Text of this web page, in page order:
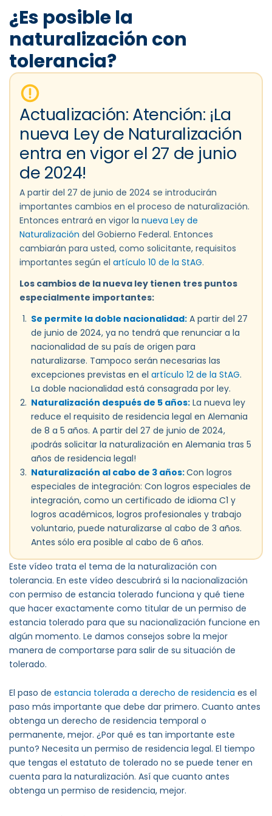
¿Es posible la
naturalización con
tolerancia?
Actualización: Atención: ¡La
nueva Ley de Naturalización
entra en vigor el 27 de junio
de 2024!
A partir del 27 de junio de 2024 se introducirán
importantes cambios en el proceso de naturalización.
Entonces entrará en vigor la nueva Ley de
Naturalización del Gobierno Federal. Entonces
cambiarán para usted, como solicitante, requisitos
importantes según el artículo 10 de la StAG.
Los cambios de la nueva ley tienen tres puntos
especialmente importantes:
Se permite la doble nacionalidad: A partir del 27
de junio de 2024, ya no tendrá que renunciar a la
nacionalidad de su país de origen para
naturalizarse. Tampoco serán necesarias las
excepciones previstas en el artículo 12 de la StAG.
La doble nacionalidad está consagrada por ley.
Naturalización después de 5 años: La nueva ley
reduce el requisito de residencia legal en Alemania
de 8 a 5 años. A partir del 27 de junio de 2024,
¡podrás solicitar la naturalización en Alemania tras 5
años de residencia legal!
Naturalización al cabo de 3 años:Con logros
especiales de integración: Con logros especiales de
integración, como un certificado de idioma C1 y
logros académicos, logros profesionales y trabajo
voluntario, puede naturalizarse al cabo de 3 años.
Antes sólo era posible al cabo de 6 años.
Este vídeo trata el tema de la naturalización con
tolerancia. En este vídeo descubrirá si la nacionalización
con permiso de estancia tolerado funciona y qué tiene
que hacer exactamente como titular de un permiso de
estancia tolerado para que su nacionalización funcione en
algún momento. Le damos consejos sobre la mejor
manera de comportarse para salir de su situación de
tolerado.
El paso de estancia tolerada a derecho de residencia es el
paso más importante que debe dar primero. Cuanto antes
obtenga un derecho de residencia temporal o
permanente, mejor. ¿Por qué es tan importante este
punto? Necesita un permiso de residencia legal. El tiempo
que tengas el estatuto de tolerado no se puede tener en
cuenta para la naturalización. Así que cuanto antes
obtenga un permiso de residencia, mejor.